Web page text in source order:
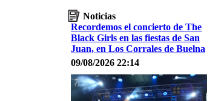
Noticias
Recordemos el concierto de The
Black Girls en las fiestas de San
Juan, en Los Corrales de Buelna
09/08/2026 22:14